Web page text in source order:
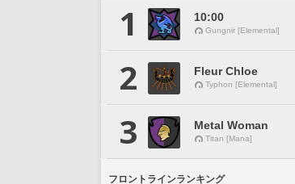
1 10:00
Gungnir [Elemental]
2 Fleur Chloe
Typhon [Elemental]
3 Metal Woman
Titan [Mana]
フロントラインランキング